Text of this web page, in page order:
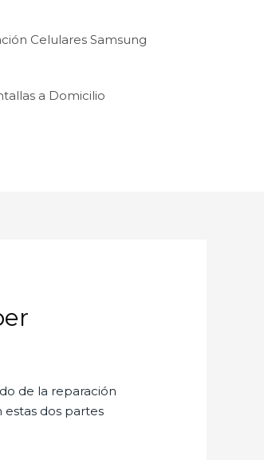
Celulares Samsung
a Domicilio
de la reparación
dos partes